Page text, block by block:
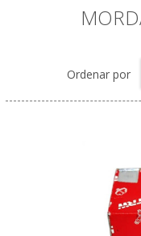
Ordenar por